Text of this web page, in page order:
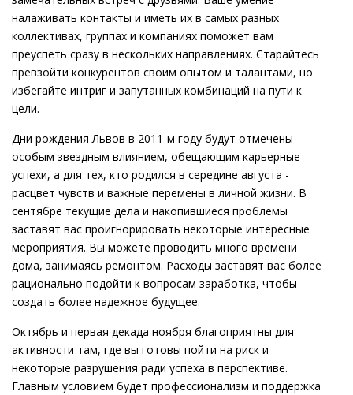
налаживать контакты и иметь их в самых разных
коллективах, группах и компаниях поможет вам
преуспеть сразу в нескольких направлениях. Старайтесь
превзойти конкурентов своим опытом и талантами, но
избегайте интриг и запутанных комбинаций на пути к
цели.
Дни рождения Львов в 2011-м году будут отмечены
особым звездным влиянием, обещающим карьерные
успехи, а для тех, кто родился в середине августа -
расцвет чувств и важные перемены в личной жизни. В
сентябре текущие дела и накопившиеся проблемы
заставят вас проигнорировать некоторые интересные
мероприятия. Вы можете проводить много времени
дома, занимаясь ремонтом. Расходы заставят вас более
рационально подойти к вопросам заработка, чтобы
создать более надежное будущее.
Октябрь и первая декада ноября благоприятны для
активности там, где вы готовы пойти на риск и
некоторые разрушения ради успеха в перспективе.
Главным условием будет профессионализм и поддержка